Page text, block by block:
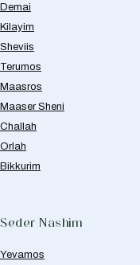
Demai
Kilayim
Sheviis
Terumos
Maasros
Maaser Sheni
Challah
Orlah
Bikkurim
Seder Nashim
Yevamos